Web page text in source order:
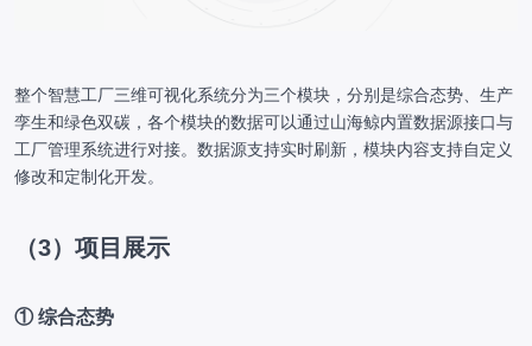
整个智慧工厂三维可视化系统分为三个模块，分别是综合态势、生产
孪生和绿色双碳，各个模块的数据可以通过山海鲸内置数据源接口与
工厂管理系统进行对接。数据源支持实时刷新，模块内容支持自定义
修改和定制化开发。
（3）项目展示
① 综合态势